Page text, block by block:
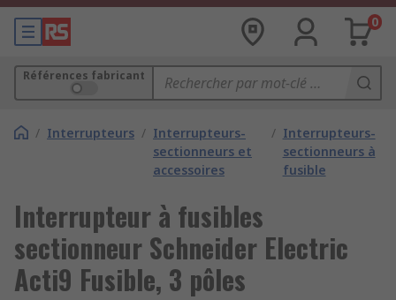
0
Références fabricant
/ Interrupteurs / Interrupteurs-
sectionneurs et
accessoires
/ Interrupteurs-
sectionneurs à
fusible
Interrupteur à fusibles
sectionneur Schneider Electric
Acti9 Fusible, 3 pôles